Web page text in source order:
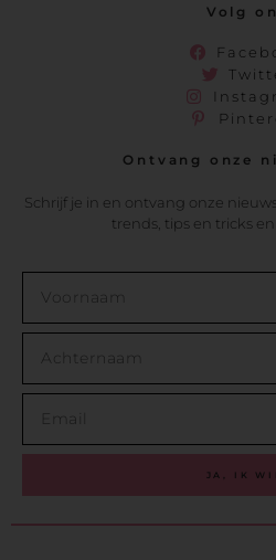
Volg
Ontvang onze
Schrijf je in en ontvang onze
trends, tips en tricks
JA, IK